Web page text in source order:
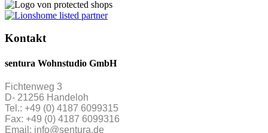
Kontakt
sentura Wohnstudio GmbH
Fichtenweg 3
D- 21256 Handeloh
Tel.: +49 (0) 4187 6099315
Fax: +49 (0) 4187 6099316
Email: info@sentura.de